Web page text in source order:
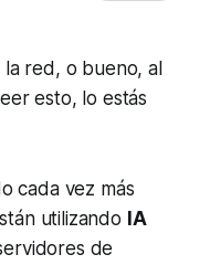
la red, o bueno, al
esto, lo estás
cada vez más
utilizando IA
de